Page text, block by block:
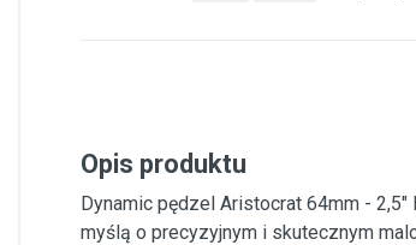
Opis produktu
Dynamic pędzel Aristocrat 64mm -
myślą o precyzyjnym i skutecznym